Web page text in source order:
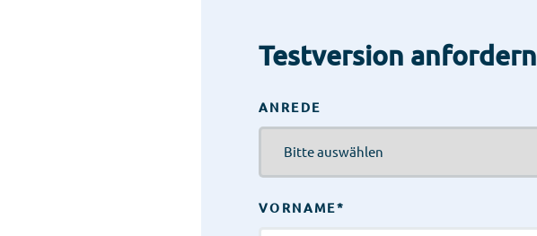
Testversion anfordern
ANREDE
VORNAME*